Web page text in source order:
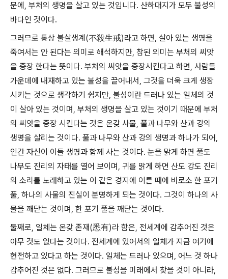
문에, 부처의 생명을 살고 있는 것입니다. 산하대지가 모두 불성의
바다인 것이다.
그러므로 통상 불살생계(不殺生戒)라고 하면, 살아 있는 생명을
죽여서는 안 된다는 의미로 해석하지만, 참된 의미는 부처의 씨앗
을 증장 한다는 뜻이다. 부처의 씨앗을 증장시킨다고 하면, 사람들
가운데에 내재하고 있는 불성을 끌어내서, 그것을 더욱 크게 생장
시키는 것으로 생각하기 쉽지만, 불성이란 드러나 있는 일체의 것
이 살아 있는 것이며, 부처의 생명을 살고 있는 것이기 때문에 부처
의 씨앗을 증장 시킨다는 것은 온갖 사물, 풀과 나무와 산과 강의
생명을 살리는 것이다. 풀과 나무와 산과 강의 생명과 하나가 되어,
인간 자신이 이들 생명과 함께 사는 것이다. 눈을 맑게 하면 풀도
나무도 진리의 자태를 열어 보이며, 귀를 맑게 하면 산도 강도 진리
의 소리를 노래하고 있는 이 같은 경지에 이른 때에 비로소 한 포기
풀, 하나의 사물의 진실이 분명하게 되는 것이다. 그것이 하나의 사
물을 깨닫는 것이며, 한 포기 풀을 깨닫는 것이다.
둘째로, 일체는 온갖 존재(悉有)라 함은, 전세계에 감추어진 것은
아무 것도 없다는 것이다. 전세계에 있어서의 일체가 지금 여기에
현전하고 있다고 하는 것이다. 일체는 드러나 있으며, 어느 것 하나
감추어진 것은 없다. 그러므로 불성을 미래에서 찾을 것이 아니라,